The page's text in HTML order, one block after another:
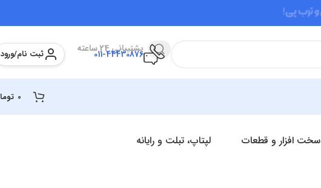
پشتیبانی 24 ساعته
011-44430876 ثبت نام/ورود
سخت افزار و قطعات لپتاپ، تبلت و رایانه